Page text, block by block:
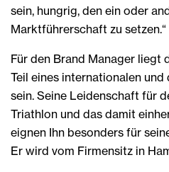
sein, hungrig, den ein oder
Marktführerschaft zu setzen.“
Für den Brand Manager liegt
Teil eines internationalen
sein. Seine Leidenschaft für
Triathlon und das damit
eignen Ihn besonders für
Er wird vom Firmensitz in